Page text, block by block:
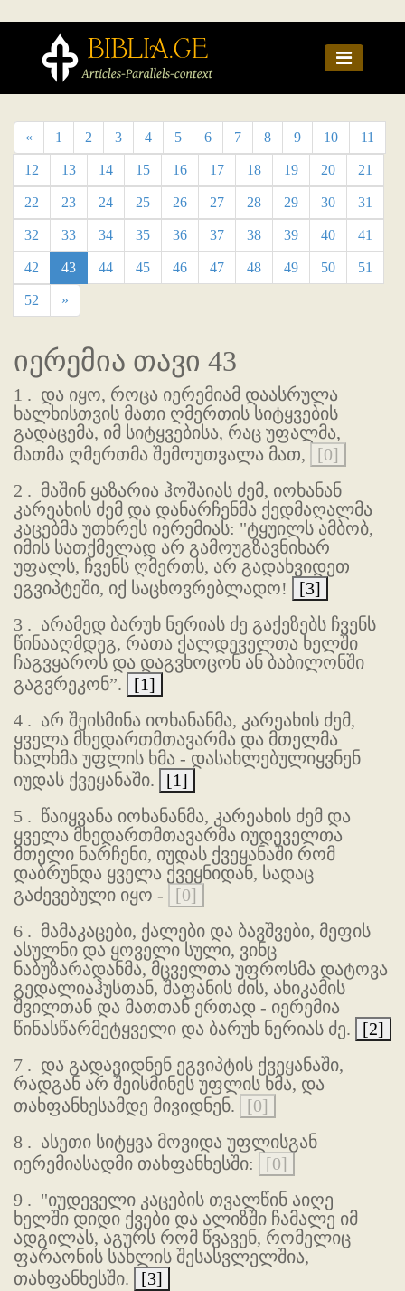
« 1 2 3 4 5 6 7 8 9 10 11
12 13 14 15 16 17 18 19 20 21
22 23 24 25 26 27 28 29 30 31
32 33 34 35 36 37 38 39 40 41
42 43 44 45 46 47 48 49 50 51
52 »
იერემია თავი 43
1 . და იყო, როცა იერემიამ დაასრულა
ხალხისთვის მათი ღმერთის სიტყვების
გადაცემა, იმ სიტყვებისა, რაც უფალმა,
მათმა ღმერთმა შემოუთვალა მათ,
[0]
2 . მაშინ ყაზარია ჰოშაიას ძემ, იოხანან
კარეახის ძემ და დანარჩენმა ქედმაღალმა
კაცებმა უთხრეს იერემიას: "ტყუილს ამბობ,
იმის სათქმელად არ გამოუგზავნიხარ
უფალს, ჩვენს ღმერთს, არ გადახვიდეთ
ეგვიპტეში, იქ საცხოვრებლადო!
[3]
3 . არამედ ბარუხ ნერიას ძე გაქეზებს ჩვენს
წინააღმდეგ, რათა ქალდეველთა ხელში
ჩაგვყაროს და დაგვხოცონ ან ბაბილონში
გაგვრეკონ”.
[1]
4 . არ შეისმინა იოხანანმა, კარეახის ძემ,
ყველა მხედართმთავარმა და მთელმა
ხალხმა უფლის ხმა - დასახლებულიყვნენ
იუდას ქვეყანაში.
[1]
5 . წაიყვანა იოხანანმა, კარეახის ძემ და
ყველა მხედართმთავარმა იუდეველთა
მთელი ნარჩენი, იუდას ქვეყანაში რომ
დაბრუნდა ყველა ქვეყნიდან, სადაც
გაძევებული იყო -
[0]
6 . მამაკაცები, ქალები და ბავშვები, მეფის
ასულნი და ყოველი სული, ვინც
ნაბუზარადანმა, მცველთა უფროსმა დატოვა
გედალიაჰუსთან, შაფანის ძის, ახიკამის
შვილთან და მათთან ერთად - იერემია
წინასწარმეტყველი და ბარუხ ნერიას ძე.
[2]
7 . და გადავიდნენ ეგვიპტის ქვეყანაში,
რადგან არ შეისმინეს უფლის ხმა, და
თახფანხესამდე მივიდნენ.
[0]
8 . ასეთი სიტყვა მოვიდა უფლისგან
იერემიასადმი თახფანხესში:
[0]
9 . "იუდეველი კაცების თვალწინ აიღე
ხელში დიდი ქვები და ალიზში ჩამალე იმ
ადგილას, აგურს რომ წვავენ, რომელიც
ფარაონის სახლის შესასვლელშია,
თახფანხესში.
[3]